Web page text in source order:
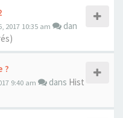
2017 10:35 am
dan
?
9:40 am dans Hist